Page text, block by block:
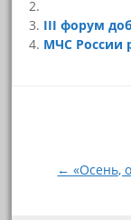
III форум
МЧС России
записям
← «Осень,